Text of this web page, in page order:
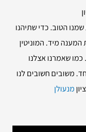
הטוב. כדי שתיהנו
המענה מיד. המוניטין
שאמרנו אצלנו
משובים חשובים לנו
מנעולן